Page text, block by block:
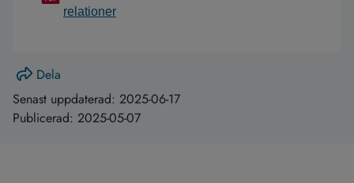
relationer
Dela
Senast uppdaterad: 2025-06-17
Publicerad: 2025-05-07